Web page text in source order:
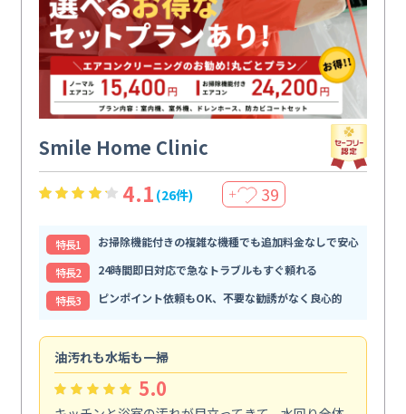
Smile Home Clinic
4.1 (26件) ＋ 39
特⻑1
お掃除機能付きの複雑な機種でも追加料金なしで安心
特⻑2
24時間即日対応で急なトラブルもすぐ頼れる
特⻑3
ピンポイント依頼もOK、不要な勧誘がなく良心的
油汚れも水垢も一掃
5.0